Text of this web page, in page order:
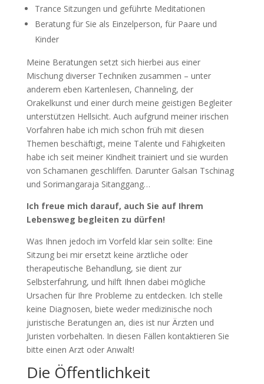
Trance Sitzungen und geführte Meditationen
Beratung für Sie als Einzelperson, für Paare und
Kinder
Meine Beratungen setzt sich hierbei aus einer
Mischung diverser Techniken zusammen – unter
anderem eben Kartenlesen, Channeling, der
Orakelkunst und einer durch meine geistigen Begleiter
unterstützen Hellsicht. Auch aufgrund meiner irischen
Vorfahren habe ich mich schon früh mit diesen
Themen beschäftigt, meine Talente und Fähigkeiten
habe ich seit meiner Kindheit trainiert und sie wurden
von Schamanen geschliffen. Darunter Galsan Tschinag
und Sorimangaraja Sitanggang…
Ich freue mich darauf, auch Sie auf Ihrem
Lebensweg begleiten zu dürfen!
Was Ihnen jedoch im Vorfeld klar sein sollte: Eine
Sitzung bei mir ersetzt keine ärztliche oder
therapeutische Behandlung, sie dient zur
Selbsterfahrung, und hilft Ihnen dabei mögliche
Ursachen für Ihre Probleme zu entdecken. Ich stelle
keine Diagnosen, biete weder medizinische noch
juristische Beratungen an, dies ist nur Ärzten und
Juristen vorbehalten. In diesen Fällen kontaktieren Sie
bitte einen Arzt oder Anwalt!
Die Öffentlichkeit